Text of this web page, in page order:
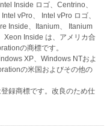
Inside ロゴ、Centrino、
vPro、 Intel vPro ロゴ、
Inside、Itanium、 Itanium
Xeon Inside は、アメリカ合
の商標です。
XP、Windows NTおよ
の米国およびその他の
録商標です。改良のため仕